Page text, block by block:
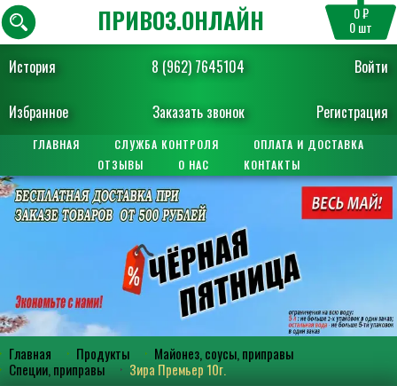
История 8 (962) 7645104 Войти
Избранное Заказать звонок Регистрация
ПРИВОЗ.ОНЛАЙН 0 ₽
0шт
ГЛАВНАЯ СЛУЖБА КОНТРОЛЯ
ОПЛАТА И ДОСТАВКА
ОТЗЫВЫ
О НАС КОНТАКТЫ
Главная Продукты
Майонез, соусы, приправы
Специи, приправы
Зира Премьер 10г.